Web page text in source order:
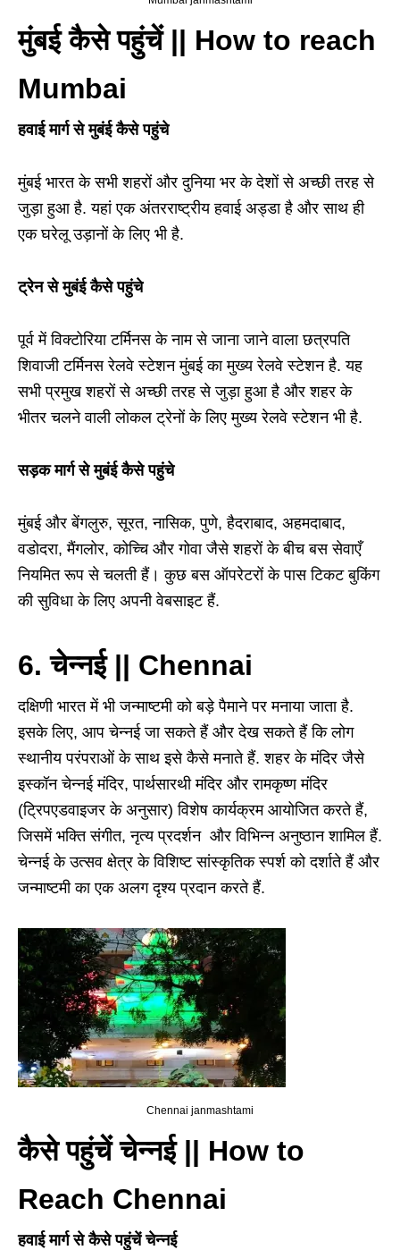
मुंबई कैसे पहुंचें || How to reach
Mumbai
हवाई मार्ग से मुबंई कैसे पहुंचे
मुंबई भारत के सभी शहरों और दुनिया भर के देशों से अच्छी तरह से
जुड़ा हुआ है. यहां एक अंतरराष्ट्रीय हवाई अड्डा है और साथ ही
एक घरेलू उड़ानों के लिए भी है.
ट्रेन से मुबंई कैसे पहुंचे
पूर्व में विक्टोरिया टर्मिनस के नाम से जाना जाने वाला छत्रपति
शिवाजी टर्मिनस रेलवे स्टेशन मुंबई का मुख्य रेलवे स्टेशन है. यह
सभी प्रमुख शहरों से अच्छी तरह से जुड़ा हुआ है और शहर के
भीतर चलने वाली लोकल ट्रेनों के लिए मुख्य रेलवे स्टेशन भी है.
सड़क मार्ग से मुबंई कैसे पहुंचे
मुंबई और बेंगलुरु, सूरत, नासिक, पुणे, हैदराबाद, अहमदाबाद,
वडोदरा, मैंगलोर, कोच्चि और गोवा जैसे शहरों के बीच बस सेवाएँ
नियमित रूप से चलती हैं। कुछ बस ऑपरेटरों के पास टिकट बुकिंग
की सुविधा के लिए अपनी वेबसाइट हैं.
6. चेन्नई || Chennai
दक्षिणी भारत में भी जन्माष्टमी को बड़े पैमाने पर मनाया जाता है.
इसके लिए, आप चेन्नई जा सकते हैं और देख सकते हैं कि लोग
स्थानीय परंपराओं के साथ इसे कैसे मनाते हैं. शहर के मंदिर जैसे
इस्कॉन चेन्नई मंदिर, पार्थसारथी मंदिर और रामकृष्ण मंदिर
(ट्रिपएडवाइजर के अनुसार) विशेष कार्यक्रम आयोजित करते हैं,
जिसमें भक्ति संगीत, नृत्य प्रदर्शन और विभिन्न अनुष्ठान शामिल हैं.
चेन्नई के उत्सव क्षेत्र के विशिष्ट सांस्कृतिक स्पर्श को दर्शाते हैं और
जन्माष्टमी का एक अलग दृश्य प्रदान करते हैं.
Chennai janmashtami
कैसे पहुंचें चेन्नई || How to
Reach Chennai
हवाई मार्ग से कैसे पहुंचें चेन्नई